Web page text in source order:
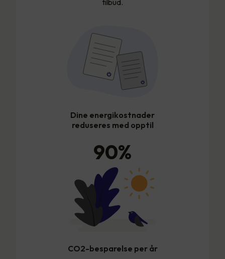
Dine energikostnader
reduseres med opptil
90%
CO2-besparelse per år